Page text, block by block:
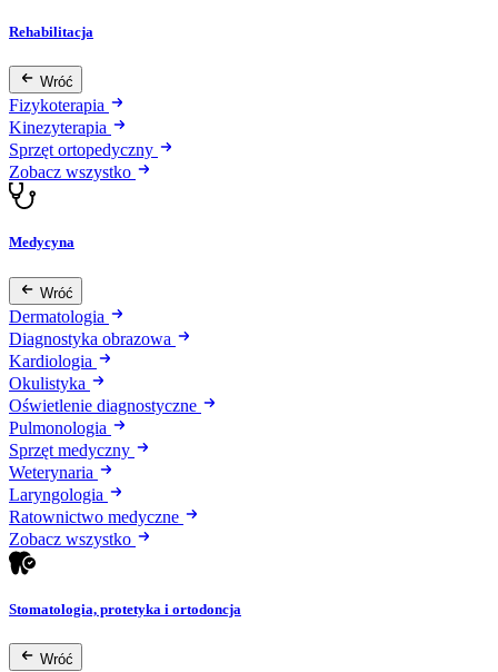
Rehabilitacja
Wróć
Fizykoterapia
Kinezyterapia
Sprzęt ortopedyczny
Zobacz wszystko
Medycyna
Wróć
Dermatologia
Diagnostyka obrazowa
Kardiologia
Okulistyka
Oświetlenie diagnostyczne
Pulmonologia
Sprzęt medyczny
Weterynaria
Laryngologia
Ratownictwo medyczne
Zobacz wszystko
Stomatologia, protetyka i ortodoncja
Wróć